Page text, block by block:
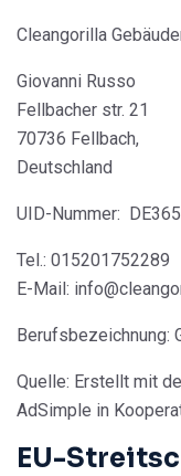
Cleangorilla
Giovanni Russo
Fellbacher str. 21
70736 Fellbach,
Deutschland
UID-Nummer:
Tel.: 015201752289
E-Mail:
Berufsbezeichnung:
Quelle: Erstellt mit
AdSimple in
EU-